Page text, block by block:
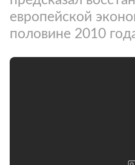
европейской
половине 2010